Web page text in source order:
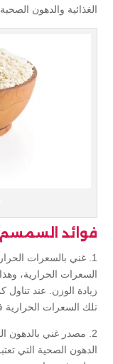
الغذائية والدهون
فوائد السمسم
1. غني بالسعرات
السعرات الحرارية،
زيادة الوزن. عند
تلك السعرات
2. مصدر غني
الدهون الصحية التي